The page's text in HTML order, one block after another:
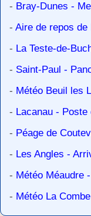
- Bray-Dunes -
- Aire de repos de
- La Teste-de-
- Saint-Paul -
- Météo Beuil les
- Lacanau -
- Péage de
- Les Angles -
- Météo Méaudre
- Météo La